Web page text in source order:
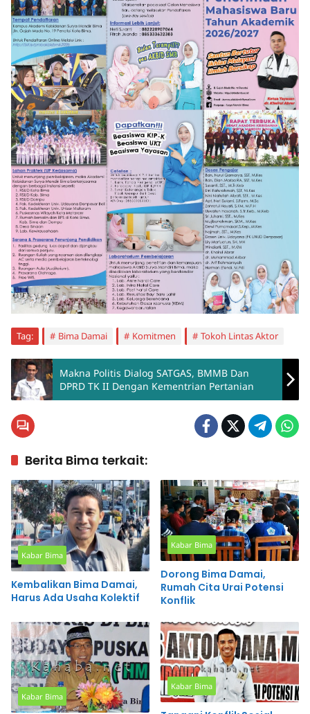
Tag: Bima Damai Komitmen Tokoh Lintas Aktor
Makna Politis Dialog SATGAS, BMMB Dan
DPRD TK II Dengan Kementrian Pertanian
Berita Bima terkait:
Kabar Bima
Kembalikan Bima Damai,
Harus Ada Usaha Kolektif
Kabar Bima
Dorong Bima Damai,
Rumah Cita Urai Potensi
Konflik
Kabar Bima
Kabar Bima